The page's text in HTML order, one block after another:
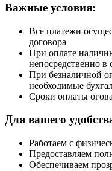
Важные условия:
Все платежи
договора
При оплате
непосредственно
При безналичной
необходимые
Сроки оплаты
Для вашего
Работаем с
Предоставляем
Обеспечиваем